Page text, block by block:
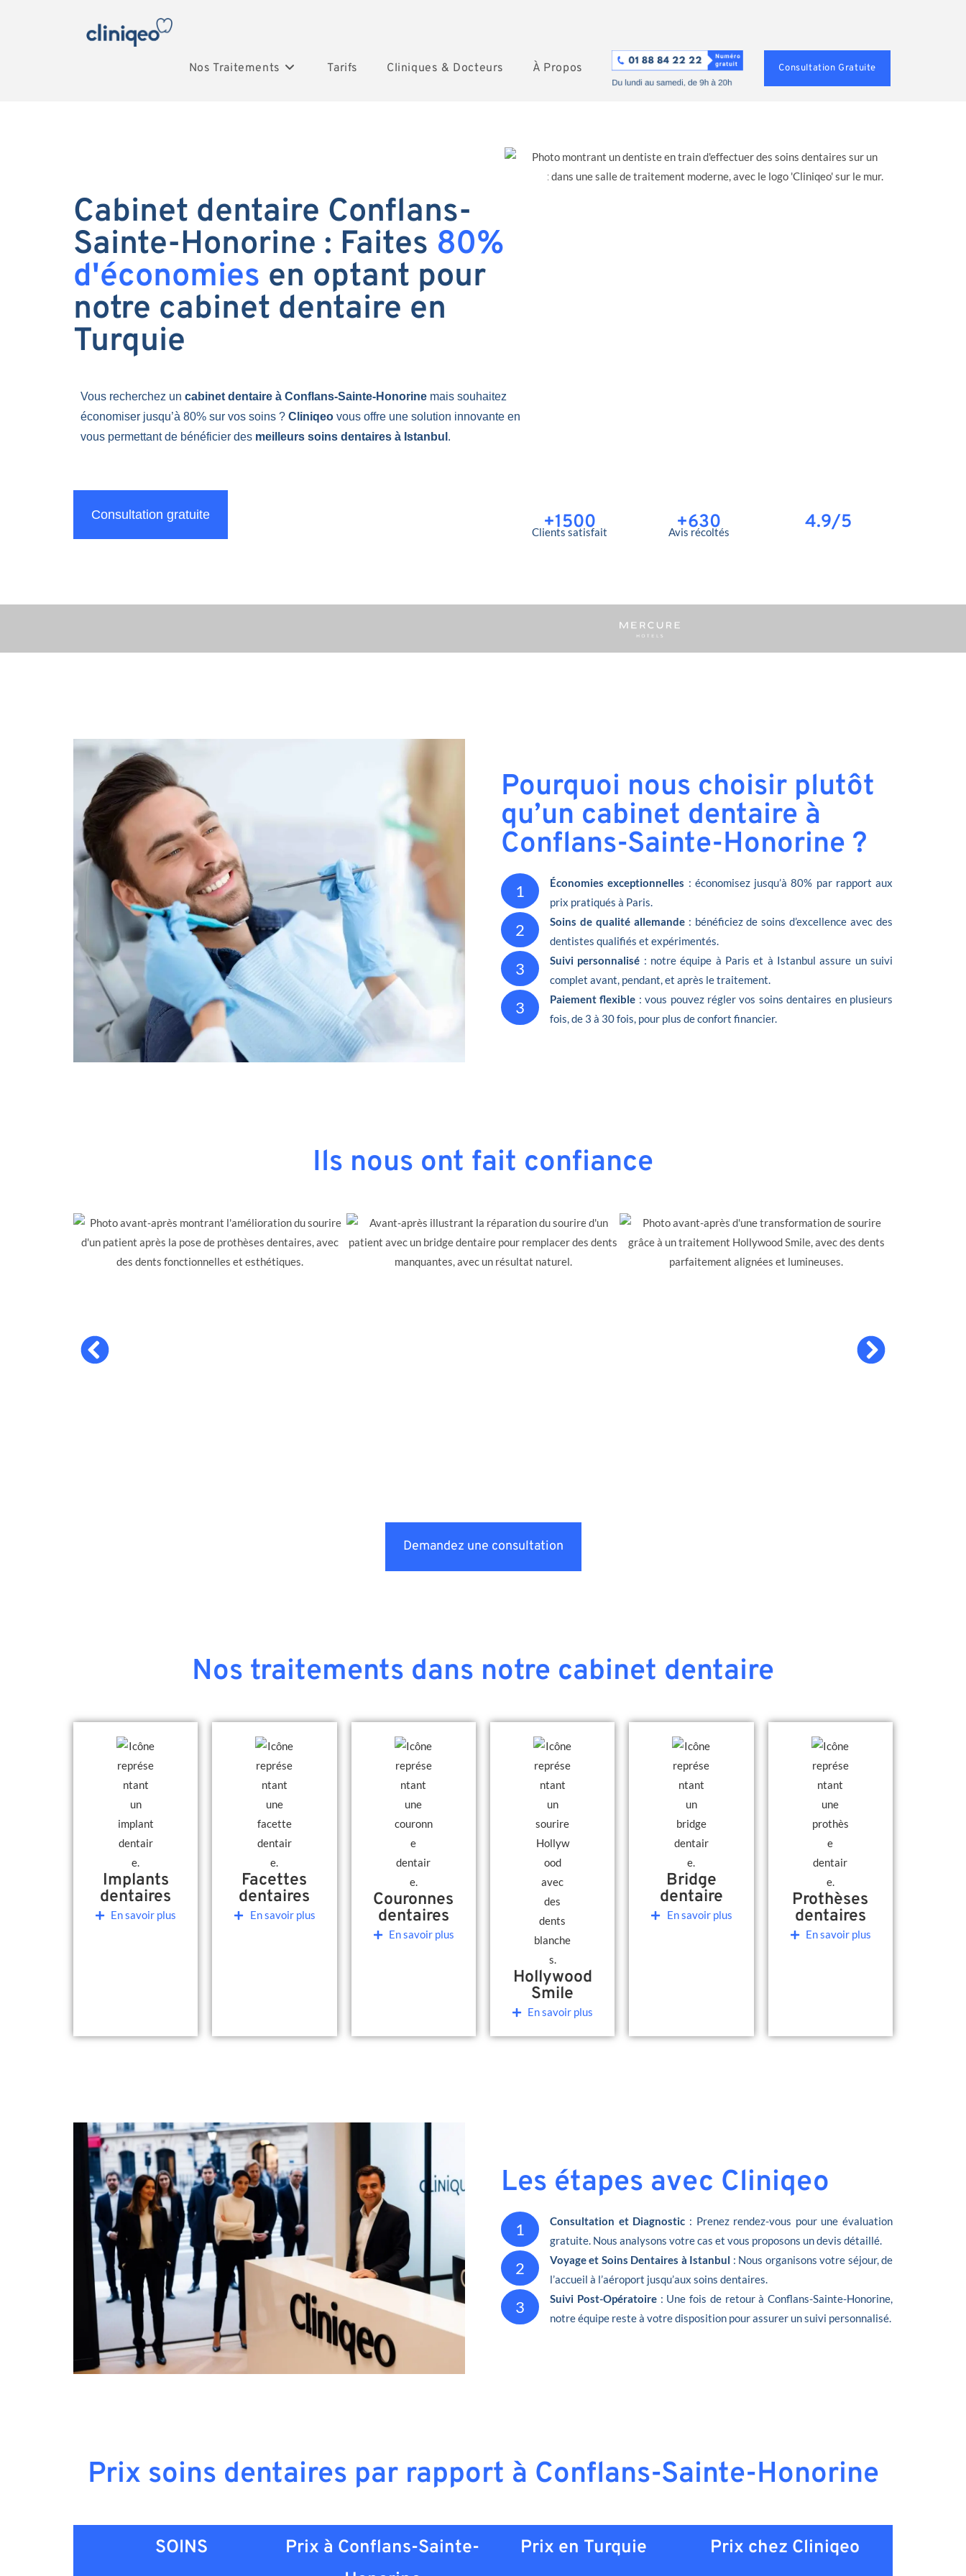
Nos Traitements Tarifs Cliniques & Docteurs À Propos Consultation Gratuite
Cabinet dentaire Conflans-
Sainte-Honorine : Faites 80%
d'économies en optant pour
notre cabinet dentaire en
Turquie
Vous recherchez un cabinet dentaire à Conflans-Sainte-Honorine mais souhaitez
économiser jusqu’à 80% sur vos soins ? Cliniqeo vous offre une solution innovante en
vous permettant de bénéficier des meilleurs soins dentaires à Istanbul .
Consultation gratuite +1500
Clients satisfait +630
Avis récoltés 4.9/5
Pourquoi nous choisir plutôt
qu’un cabinet dentaire à
Conflans-Sainte-Honorine ?
1 Économies exceptionnelles : économisez jusqu’à 80% par rapport aux
prix pratiqués à Paris.
2 Soins de qualité allemande: bénéficiez de soins d’excellence avec des
dentistes qualifiés et expérimentés.
3 Suivi personnalisé : notre équipe à Paris et à Istanbul assure un suivi
complet avant, pendant, et après le traitement.
3 Paiement flexible : vous pouvez régler vos soins dentaires en plusieurs
fois, de 3 à 30 fois, pour plus de confort financier.
Ils nous ont fait confiance
Demandez une consultation
Nos traitements dans notre cabinet dentaire
Implants
dentaires
En savoir plus
Facettes
dentaires
En savoir plus
Couronnes
dentaires
En savoir plus
Hollywood
Smile
En savoir plus
Bridge
dentaire
En savoir plus
Prothèses
dentaires
En savoir plus
Les étapes avec Cliniqeo
1 Consultation et Diagnostic : Prenez rendez-vous pour une évaluation
gratuite. Nous analysons votre cas et vous proposons un devis détaillé.
2 Voyage et Soins Dentaires à Istanbul : Nous organisons votre séjour, de
l’accueil à l’aéroport jusqu’aux soins dentaires.
3 Suivi Post-Opératoire : Une fois de retour à Conflans-Sainte-Honorine,
notre équipe reste à votre disposition pour assurer un suivi personnalisé.
Prix soins dentaires par rapport à Conflans-Sainte-Honorine
SOINS
Prix à Conflans-Sainte-
Prix en Turquie Prix chez Cliniqeo